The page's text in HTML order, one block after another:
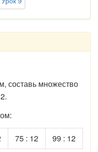
составь множество
75 : 12 99 : 12